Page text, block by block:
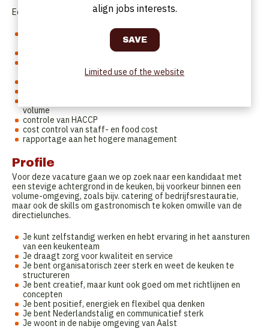
Eens de locatie open is sta je in voor:
de coördinatie van de keukenwerkzaamheden voor het
bedrijfsrestaurant (450 cvts. per dag)
verzorgen van lunches voor directie en interne events
planning en personeelsbeheer
volume
controle van HACCP
cost control van staff- en food cost
rapportage aan het hogere management
Profile
Voor deze vacature gaan we op zoek naar een kandidaat met
een stevige achtergrond in de keuken, bij voorkeur binnen een
volume-omgeving, zoals bijv. catering of bedrijfsrestauratie,
maar ook de skills om gastronomisch te koken omwille van de
directielunches.
Je kunt zelfstandig werken en hebt ervaring in het aansturen
van een keukenteam
Je draagt zorg voor kwaliteit en service
Je bent organisatorisch zeer sterk en weet de keuken te
structureren
Je bent creatief, maar kunt ook goed om met richtlijnen en
concepten
Je bent positief, energiek en flexibel qua denken
Je bent Nederlandstalig en communicatief sterk
Je woont in de nabije omgeving van Aalst
align jobs interests.
Limited use of the website